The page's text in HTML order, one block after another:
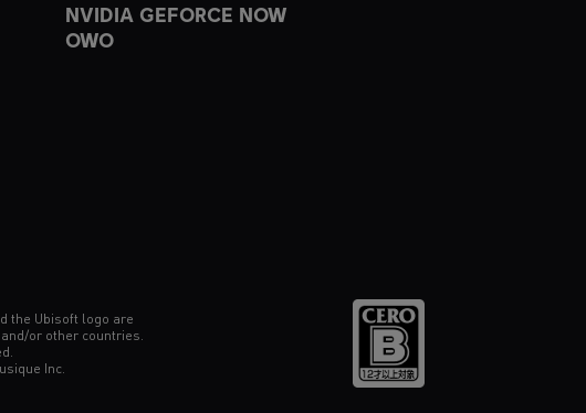
NVIDIA GEFORCE NOW
OWO
the Ubisoft logo are
or other countries.
Inc.